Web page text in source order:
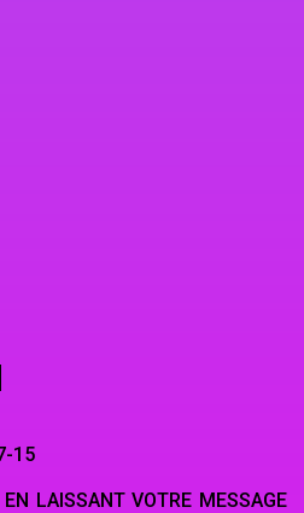
06-82-57-47-15
LAISSANT VOTRE MESSAGE